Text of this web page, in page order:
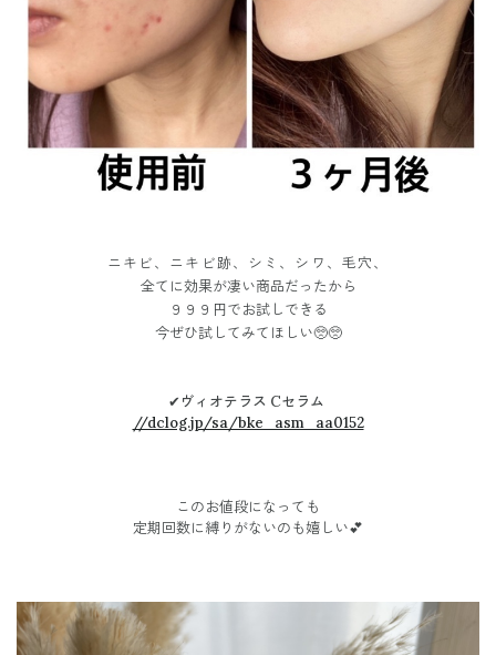
ニキビ、ニキビ跡、シミ、シワ、毛穴、
全てに効果が凄い商品だったから
９９９円でお試しできる
今ぜひ試してみてほしい🥺🥺
✔︎ヴィオテラス Cセラム
//dclog.jp/sa/bke_asm_aa0152
このお値段になっても
定期回数に縛りがないのも嬉しい💕